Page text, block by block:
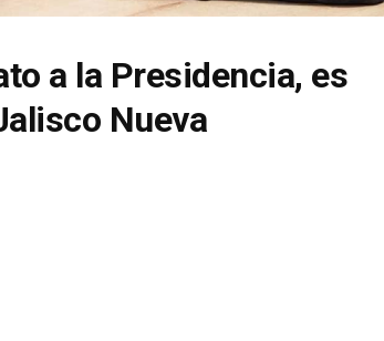
a la Presidencia, es
Nueva